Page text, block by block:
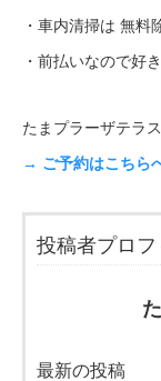
・車内清掃は 無料
・前払いなので好
たまプラーザテラ
→ ご予約はこちら
投稿者プロ
最新の投稿